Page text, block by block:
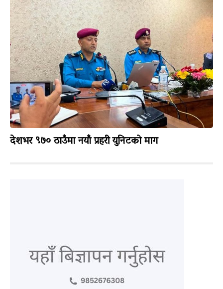
देशभर ९७० ठाउँमा नयाँ प्रहरी युनिटको माग